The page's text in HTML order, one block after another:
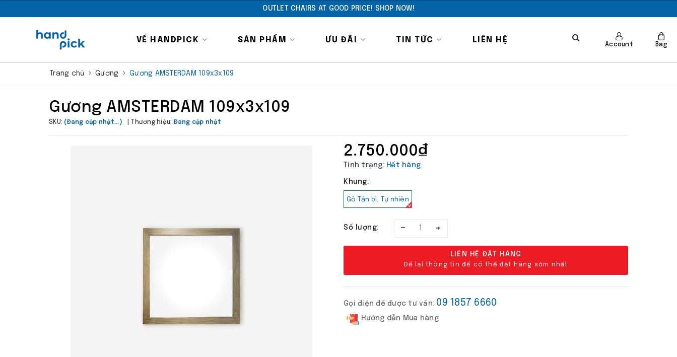
OUTLET CHAIRS AT GOOD PRICE! SHOP NOW!
VỀ HANDPICK SẢN PHẨM ƯU ĐÃI TIN TỨC LIÊN HỆ
Account Bag
Trang chủ Gương Gương AMSTERDAM 109x3x109
Gương AMSTERDAM 109x3x109
SKU: (Đang cập nhật...) Thương hiệu: Đang cập nhật
2.750.000₫
Tình trạng: Hết hàng
Khung:
Gỗ Tần bì, Tự nhiên
Số lượng: – +
LIÊN HỆ ĐẶT HÀNG
Để lại thông tin để có thể đặt hàng sớm nhất
Gọi điện để được tư vấn: 09 1857 6660
Hướng dẫn Mua hàng